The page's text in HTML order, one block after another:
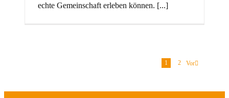
echte Gemeinschaft erleben können. [...]
1 2 Vor